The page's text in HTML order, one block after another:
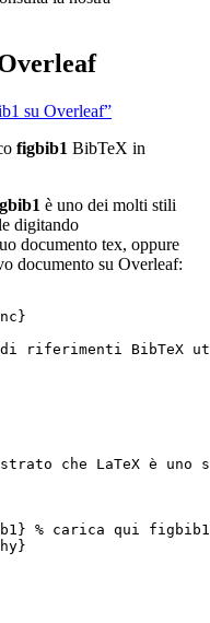
su Overleaf”
figbib1 BibTeX in
è uno dei molti stili
digitando
documento tex, oppure
documento su Overleaf:
}
di riferimenti
che LaTeX è
% carica qui